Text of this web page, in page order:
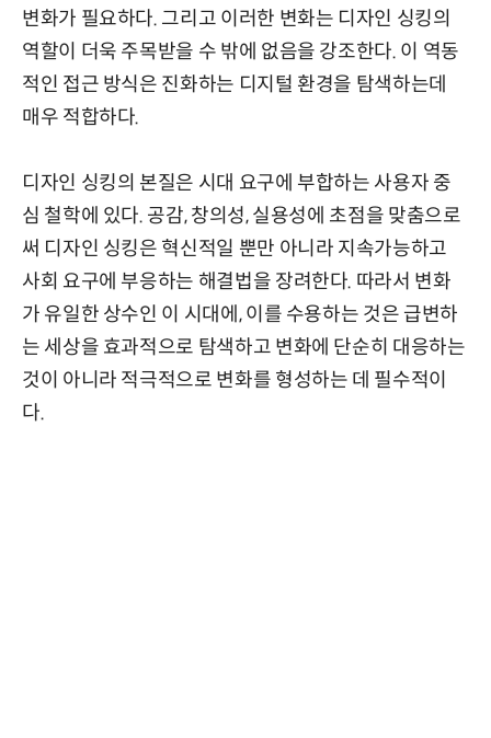
변화가 필요하다. 그리고 이러한 변화는 디자인 싱킹의
역할이 더욱 주목받을 수 밖에 없음을 강조한다. 이 역동
적인 접근 방식은 진화하는 디지털 환경을 탐색하는데
매우 적합하다.
디자인 싱킹의 본질은 시대 요구에 부합하는 사용자 중
심 철학에 있다. 공감, 창의성, 실용성에 초점을 맞춤으로
써 디자인 싱킹은 혁신적일 뿐만 아니라 지속가능하고
사회 요구에 부응하는 해결법을 장려한다. 따라서 변화
가 유일한 상수인 이 시대에, 이를 수용하는 것은 급변하
는 세상을 효과적으로 탐색하고 변화에 단순히 대응하는
것이 아니라 적극적으로 변화를 형성하는 데 필수적이
다.